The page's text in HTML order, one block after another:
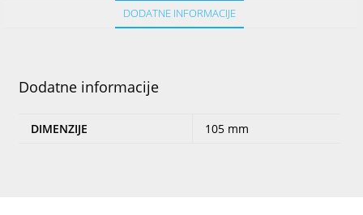
DODATNE INFORMACIJE
Dodatne informacije
DIMENZIJE 105 mm